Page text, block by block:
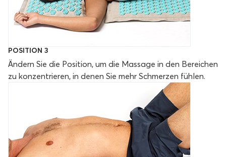
POSITION 3
Ändern Sie die Position, um die Massage in den Bereichen
zu konzentrieren, in denen Sie mehr Schmerzen fühlen.